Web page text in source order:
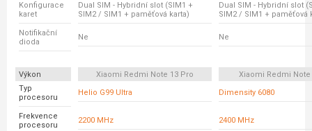
Konfigurace
karet
Dual SIM - Hybridní slot (SIM1 +
SIM2 / SIM1 + paměťová karta)
Dual SIM - Hybridní slot
SIM2 / SIM1 + paměťová
Notifikační
dioda
Ne Ne
Výkon Xiaomi Redmi Note 13 Pro
Xiaomi Redmi Note
Typ
procesoru
Helio G99 Ultra Dimensity 6080
Frekvence
procesoru
2200 MHz 2400 MHz